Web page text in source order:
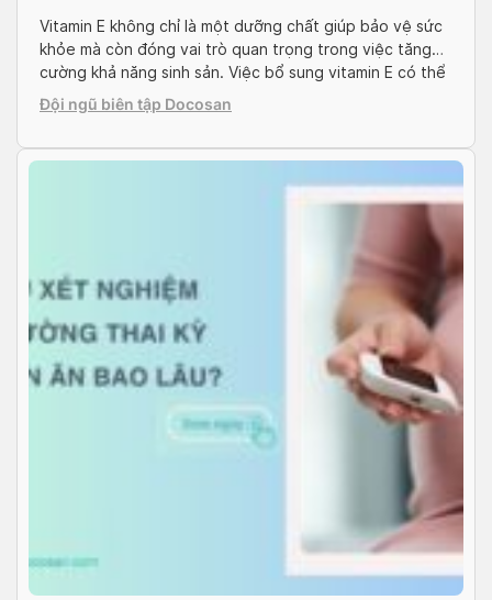
Vitamin E không chỉ là một dưỡng chất giúp bảo vệ sức
khỏe mà còn đóng vai trò quan trọng trong việc tăng
cường khả năng sinh sản. Việc bổ sung vitamin E có thể
mang lại nhiều lợi ích bất ngờ cho cả nam và nữ, đặc
biệt trong các vấn đề liên quan […]
Đội ngũ biên tập Docosan